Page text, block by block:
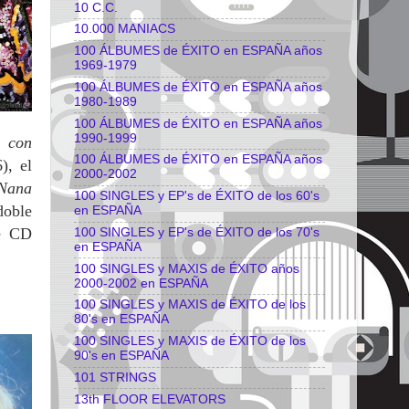
el
CD
10 C.C.
10.000 MANIACS
100 ÁLBUMES de ÉXITO en ESPAÑA años
1969-1979
100 ÁLBUMES de ÉXITO en ESPAÑA años
1980-1989
100 ÁLBUMES de ÉXITO en ESPAÑA años
1990-1999
100 ÁLBUMES de ÉXITO en ESPAÑA años
2000-2002
100 SINGLES y EP's de ÉXITO de los 60's
en ESPAÑA
100 SINGLES y EP's de ÉXITO de los 70's
en ESPAÑA
100 SINGLES y MAXIS de ÉXITO años
2000-2002 en ESPAÑA
100 SINGLES y MAXIS de ÉXITO de los
80's en ESPAÑA
100 SINGLES y MAXIS de ÉXITO de los
90's en ESPAÑA
101 STRINGS
13th FLOOR ELEVATORS